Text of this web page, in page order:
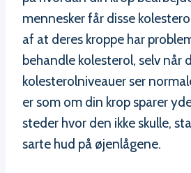
mennesker får disse
af at deres kroppe har
behandle kolesterol, selv når
kolesterolniveauer ser
er som om din krop sparer
steder hvor den ikke skulle,
sarte hud på øjenlågene.